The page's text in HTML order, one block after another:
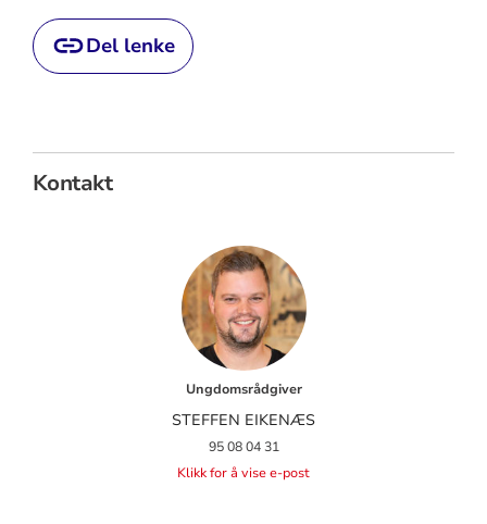
Del lenke
Kontakt
Ungdomsrådgiver
STEFFEN EIKENÆS
95 08 04 31
Klikk for å vise e-post